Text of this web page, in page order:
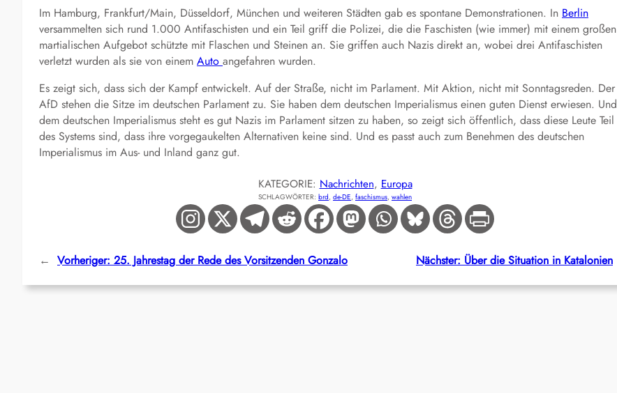
Im Hamburg, Frankfurt/Main, Düsseldorf, München und weiteren Städten gab es spontane Demonstrationen. In Berlin
versammelten sich rund 1.000 Antifaschisten und ein Teil griff die Polizei, die die Faschisten (wie immer) mit einem großen
martialischen Aufgebot schützte mit Flaschen und Steinen an. Sie griffen auch Nazis direkt an, wobei drei Antifaschisten
verletzt wurden als sie von einem Auto angefahren wurden.
Es zeigt sich, dass sich der Kampf entwickelt. Auf der Straße, nicht im Parlament. Mit Aktion, nicht mit Sonntagsreden. Der
AfD stehen die Sitze im deutschen Parlament zu. Sie haben dem deutschen Imperialismus einen guten Dienst erwiesen. Und
dem deutschen Imperialismus steht es gut Nazis im Parlament sitzen zu haben, so zeigt sich öffentlich, dass diese Leute Teil
des Systems sind, dass ihre vorgegaukelten Alternativen keine sind. Und es passt auch zum Benehmen des deutschen
Imperialismus im Aus- und Inland ganz gut.
KATEGORIE: Nachrichten, Europa
SCHLAGWÖRTER: brd, de-DE, faschismus, wahlen
← Vorheriger: 25. Jahrestag der Rede des Vorsitzenden Gonzalo Nächster: Über die Situation in Katalonien